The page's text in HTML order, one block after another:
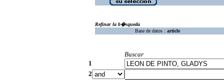
Refinar la b�squeda
Base de datos : article
Buscar
1
2